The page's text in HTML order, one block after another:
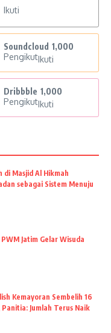
Ikuti
Soundcloud 1,000
PengikutIkuti
Dribbble 1,000
PengikutIkuti
di Masjid Al Hikmah
sebagai Sistem Menuju
Jatim Gelar Wisuda
Kemayoran Sembelih 16
Jumlah Terus Naik